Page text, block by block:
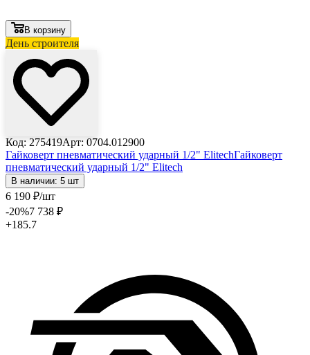
В корзину
День строителя
Код: 275419Арт: 0704.012900
Гайковерт пневматический ударный 1/2" ElitechГайковерт
пневматический ударный 1/2" Elitech
В наличии: 5 шт
6 190 ₽/шт
-20%7 738 ₽
+185.7